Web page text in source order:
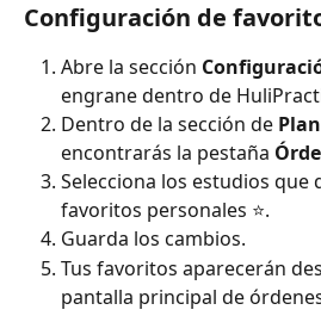
Configuración de
Abre la sección
engrane dentro de
Dentro de la sección de
encontrarás la pestaña
Selecciona los estudios que
favoritos personales ⭐.
Guarda los cambios.
Tus favoritos aparecerán
pantalla principal de